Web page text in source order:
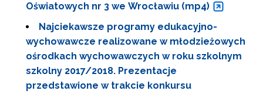
Oświatowych nr 3 we Wrocławiu (mp4)
Najciekawsze programy edukacyjno-
wychowawcze realizowane w młodzieżowych
ośrodkach wychowawczych w roku szkolnym
szkolny 2017/2018. Prezentacje
przedstawione w trakcie konkursu